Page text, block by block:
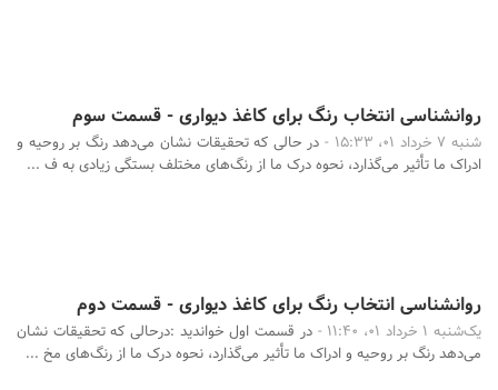
روانشناسی انتخاب رنگ برای کاغذ دیواری - قسمت سوم
شنبه 7 خرداد 01، 15:33 -
در حالی که تحقیقات نشان می‌دهد رنگ بر روحیه و
ادراک ما تأثیر می‌گذارد، نحوه درک ما از رنگ‌های مختلف بستگی زیادی به ف ...
روانشناسی انتخاب رنگ برای کاغذ دیواری - قسمت دوم
یک‌شنبه 1 خرداد 01، 11:40 -
در قسمت اول خواندید :درحالی که تحقیقات نشان
می‌دهد رنگ بر روحیه و ادراک ما تأثیر می‌گذارد، نحوه درک ما از رنگ‌های مخ ...